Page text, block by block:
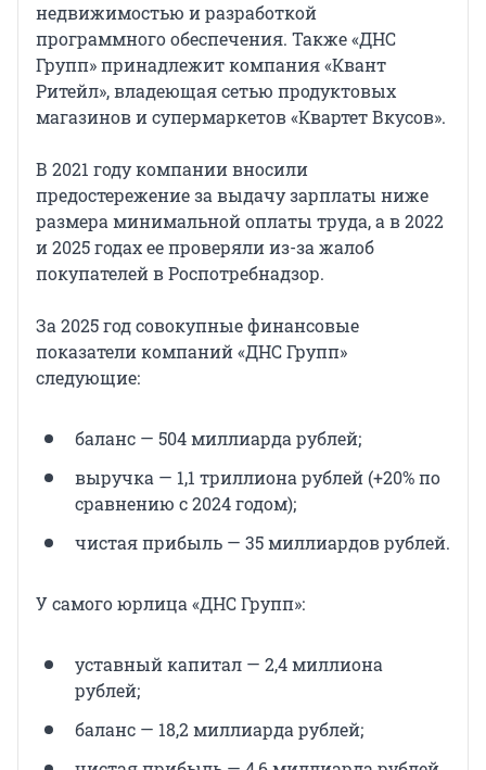
недвижимостью и разработкой
программного обеспечения. Также «ДНС
Групп» принадлежит компания «Квант
Ритейл», владеющая сетью продуктовых
магазинов и супермаркетов «Квартет Вкусов».
В 2021 году компании вносили
предостережение за выдачу зарплаты ниже
размера минимальной оплаты труда, а в 2022
и 2025 годах ее проверяли из-за жалоб
покупателей в Роспотребнадзор.
За 2025 год совокупные финансовые
показатели компаний «ДНС Групп»
следующие:
баланс — 504 миллиарда рублей;
выручка — 1,1 триллиона рублей (+20% по
сравнению с 2024 годом);
чистая прибыль — 35 миллиардов рублей.
У самого юрлица «ДНС Групп»:
уставный капитал — 2,4 миллиона
рублей;
баланс — 18,2 миллиарда рублей;